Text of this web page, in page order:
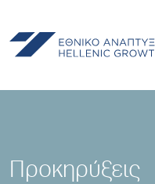
Προκηρύξεις